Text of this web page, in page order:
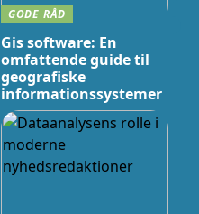
GODE RÅD
Gis software: En
omfattende guide til
geografiske
informationssystemer